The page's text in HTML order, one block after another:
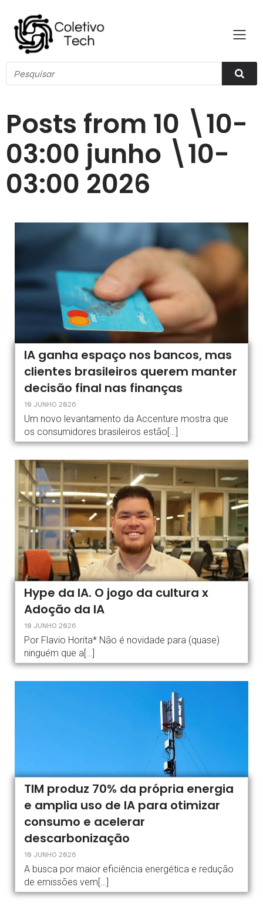
Posts from 10 \10-
03:00 junho \10-
03:00 2026
IA ganha espaço nos bancos, mas
clientes brasileiros querem manter
decisão final nas finanças
10 JUNHO 2026
Um novo levantamento da Accenture mostra que
os consumidores brasileiros estão[…]
Hype da IA. O jogo da cultura x
Adoção da IA
10 JUNHO 2026
Por Flavio Horita* Não é novidade para (quase)
ninguém que a[…]
TIM produz 70% da própria energia
e amplia uso de IA para otimizar
consumo e acelerar
descarbonização
10 JUNHO 2026
A busca por maior eficiência energética e redução
de emissões vem[…]